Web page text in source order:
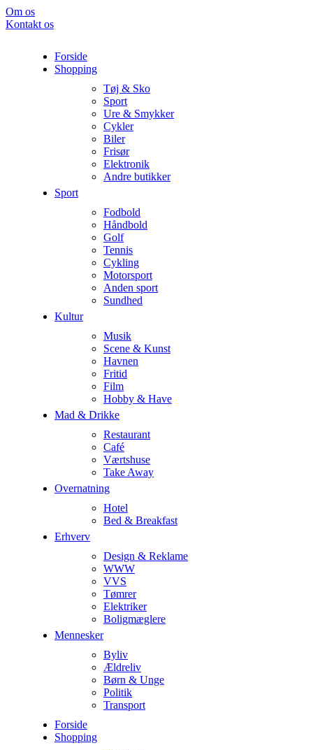
Om os
Kontakt os
Forside
Shopping
Tøj & Sko
Sport
Ure & Smykker
Cykler
Biler
Frisør
Elektronik
Andre butikker
Sport
Fodbold
Håndbold
Golf
Tennis
Cykling
Motorsport
Anden sport
Sundhed
Kultur
Musik
Scene & Kunst
Havnen
Fritid
Film
Hobby & Have
Mad & Drikke
Restaurant
Café
Værtshuse
Take Away
Overnatning
Hotel
Bed & Breakfast
Erhverv
Design & Reklame
WWW
VVS
Tømrer
Elektriker
Boligmæglere
Mennesker
Byliv
Ældreliv
Børn & Unge
Politik
Transport
Forside
Shopping